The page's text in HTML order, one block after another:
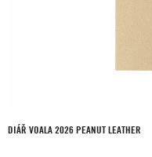
DIÁŘ VOALA 2026 PEANUT LEATHER